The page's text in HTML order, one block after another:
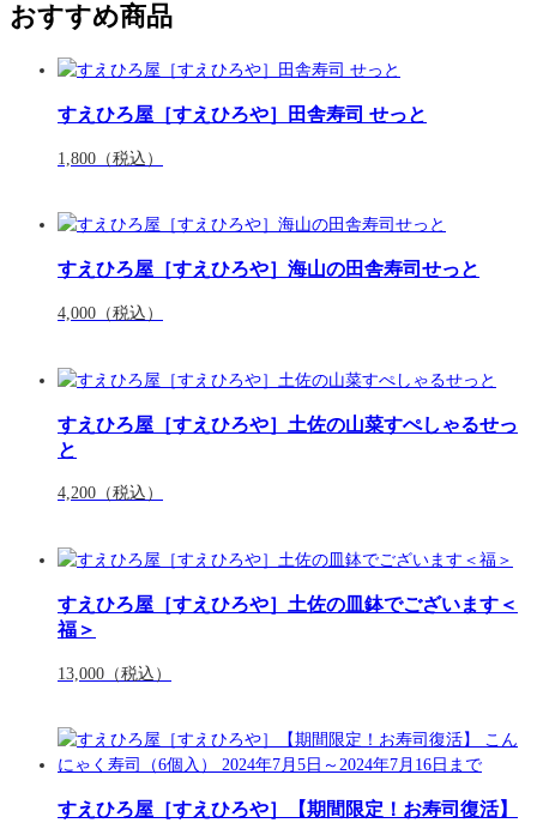
おすすめ商品
すえひろ屋［すえひろや］田舎寿司 せっと
1,800 （税込）
すえひろ屋［すえひろや］海山の田舎寿司せっと
4,000 （税込）
すえひろ屋［すえひろや］土佐の山菜すぺしゃるせっ
と
4,200 （税込）
すえひろ屋［すえひろや］土佐の皿鉢でございます＜
福＞
13,000 （税込）
すえひろ屋［すえひろや］【期間限定！お寿司復活】